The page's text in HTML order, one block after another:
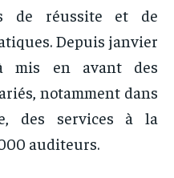
de réussite et de
Depuis janvier
mis en avant des
notamment dans
des services à la
auditeurs.